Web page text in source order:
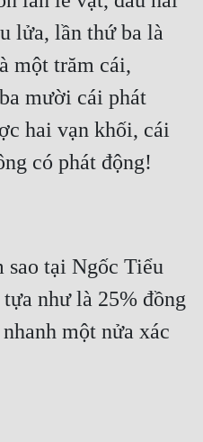
lửa, lần thứ ba là
một trăm cái,
mười cái phát
hai vạn khối, cái
có phát động!
tại Ngốc Tiểu
như là 25% đồng
một nửa xác